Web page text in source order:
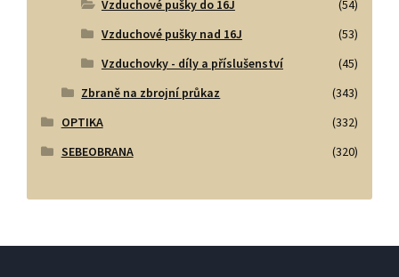
Vzduchové pušky do 16J
(54)
Vzduchové pušky nad 16J
(53)
Vzduchovky - díly a příslušenství
(45)
Zbraně na zbrojní průkaz
(343)
OPTIKA
(332)
SEBEOBRANA
(320)